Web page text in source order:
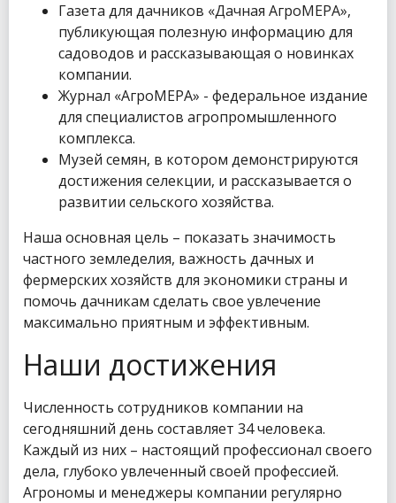
Газета для дачников «Дачная АгроМЕРА»,
публикующая полезную информацию для
садоводов и рассказывающая о новинках
компании.
Журнал «АгроМЕРА» - федеральное издание
для специалистов агропромышленного
комплекса.
Музей семян, в котором демонстрируются
достижения селекции, и рассказывается о
развитии сельского хозяйства.
Наша основная цель – показать значимость
частного земледелия, важность дачных и
фермерских хозяйств для экономики страны и
помочь дачникам сделать свое увлечение
максимально приятным и эффективным.
Наши достижения
Численность сотрудников компании на
сегодняшний день составляет 34 человека.
Каждый из них – настоящий профессионал своего
дела, глубоко увлеченный своей профессией.
Агрономы и менеджеры компании регулярно